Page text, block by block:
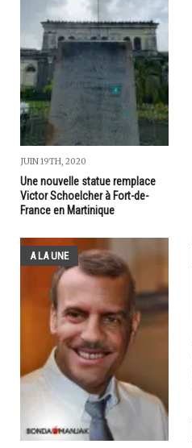
JUIN 19TH, 2020
Une nouvelle statue remplace
Victor Schoelcher à Fort-de-
France en Martinique
A LA UNE